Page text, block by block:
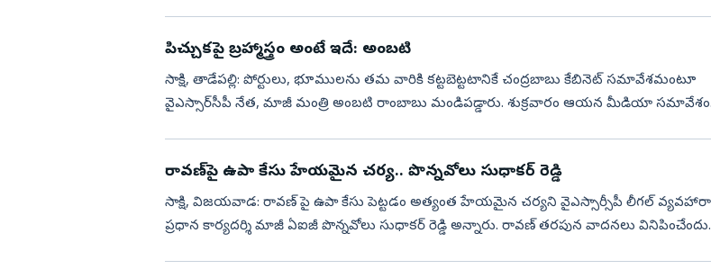
పిచ్చుకపై బ్రహ్మాస్త్రం అంటే ఇదే: అంబటి
సాక్షి, తాడేపల్లి: పోర్టులు, భూములను తమ వారికి కట్టబెట్టటానికే చంద్రబాబు కేబినెట్ సమావేశమంటూ
వైఎస్సార్‌సీపీ నేత, మాజీ మంత్రి అంబటి రాంబాబు మండిపడ్డారు. శుక్రవారం ఆయన మీడియా
రావణ్‌పై ఉపా కేసు హేయమైన చర్య.. పొన్నవోలు సుధాకర్ రెడ్డి
సాక్షి, విజయవాడ: రావణ్ పై ఉపా కేసు పెట్టడం అత్యంత హేయమైన చర్యని వైఎస్సార్సీపీ లీగల్ వ్యవహారాల
ప్రధాన కార్యదర్శి మాజీ ఏఐజీ పొన్నవోలు సుధాకర్ రెడ్డి అన్నారు. రావణ్ తరపున వాదనలు